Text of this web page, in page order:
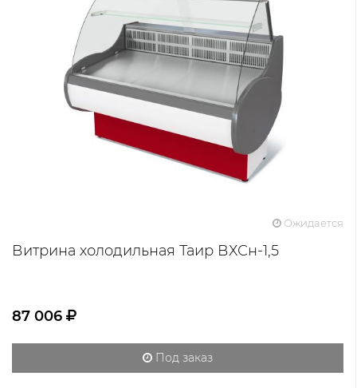
Ожидается
Витрина холодильная Таир ВХСн-1,5
87 006
Под заказ